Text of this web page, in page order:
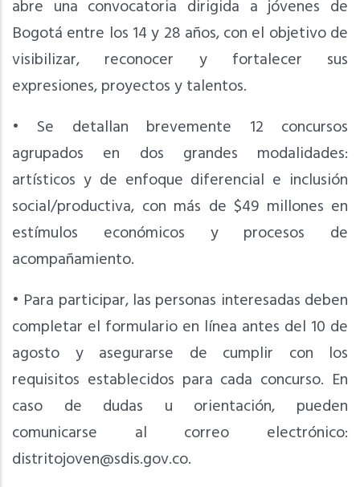
abre una convocatoria dirigida a jóvenes de
Bogotá entre los 14 y 28 años, con el objetivo de
visibilizar, reconocer y fortalecer sus
expresiones, proyectos y talentos.
• Se detallan brevemente 12 concursos
agrupados en dos grandes modalidades:
artísticos y de enfoque diferencial e inclusión
social/productiva, con más de $49 millones en
estímulos económicos y procesos de
acompañamiento.
• Para participar, las personas interesadas deben
completar el formulario en línea antes del 10 de
agosto y asegurarse de cumplir con los
requisitos establecidos para cada concurso. En
caso de dudas u orientación, pueden
comunicarse al correo electrónico:
distritojoven@sdis.gov.co.